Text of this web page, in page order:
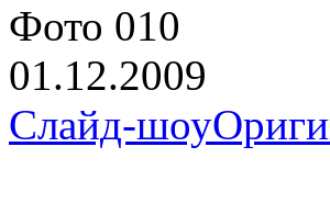
Фото 010
01.12.2009
Слайд-шоу